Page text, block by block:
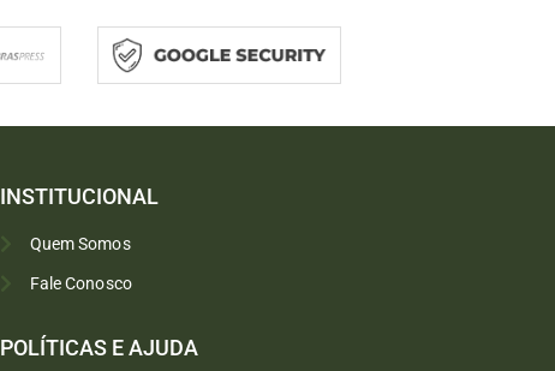
INSTITUCIONAL
Quem Somos
Fale Conosco
POLÍTICAS E AJUDA